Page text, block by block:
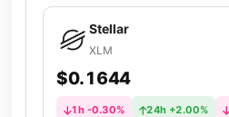
Stellar
XLM
$0.1644
1h -0.30% 24h +2.00%